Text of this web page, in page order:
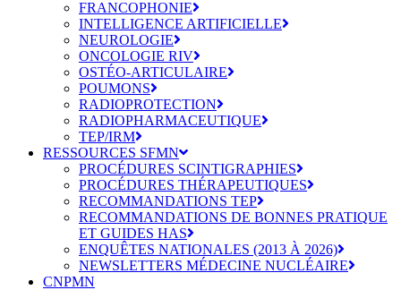
FRANCOPHONIE
INTELLIGENCE ARTIFICIELLE
NEUROLOGIE
ONCOLOGIE RIV
OSTÉO-ARTICULAIRE
POUMONS
RADIOPROTECTION
RADIOPHARMACEUTIQUE
TEP/IRM
RESSOURCES SFMN
PROCÉDURES SCINTIGRAPHIES
PROCÉDURES THÉRAPEUTIQUES
RECOMMANDATIONS TEP
RECOMMANDATIONS DE BONNES PRATIQUE
ET GUIDES HAS
ENQUÊTES NATIONALES (2013 À 2026)
NEWSLETTERS MÉDECINE NUCLÉAIRE
CNPMN